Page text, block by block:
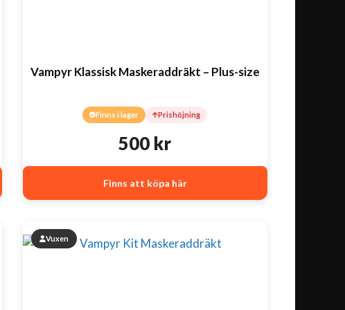
Vampyr Klassisk Maskeraddräkt – Plus-size
Finns i lager Prishöjning
500 kr
Finns att köpa här
Vuxen